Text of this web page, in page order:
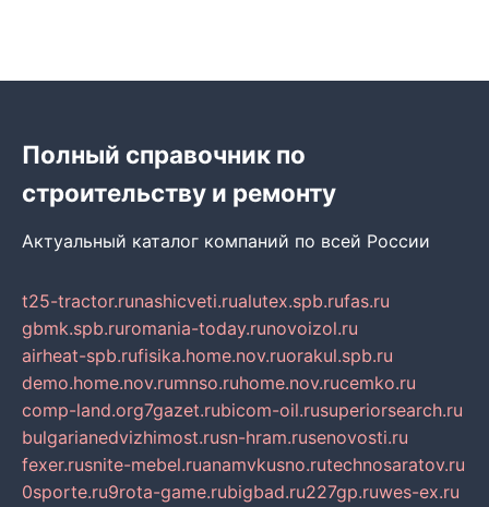
Полный справочник по
строительству и ремонту
Актуальный каталог компаний по всей России
t25-tractor.runashicveti.rualutex.spb.rufas.ru
gbmk.spb.ruromania-today.runovoizol.ru
airheat-spb.rufisika.home.nov.ruorakul.spb.ru
demo.home.nov.rumnso.ruhome.nov.rucemko.ru
comp-land.org7gazet.rubicom-oil.rusuperiorsearch.ru
bulgarianedvizhimost.rusn-hram.rusenovosti.ru
fexer.rusnite-mebel.ruanamvkusno.rutechnosaratov.ru
0sporte.ru9rota-game.rubigbad.ru227gp.ruwes-ex.ru